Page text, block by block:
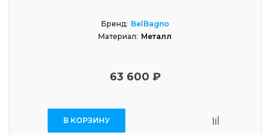
Бренд: BelBagno
Материал: Металл
63 600 ₽
В КОРЗИНУ